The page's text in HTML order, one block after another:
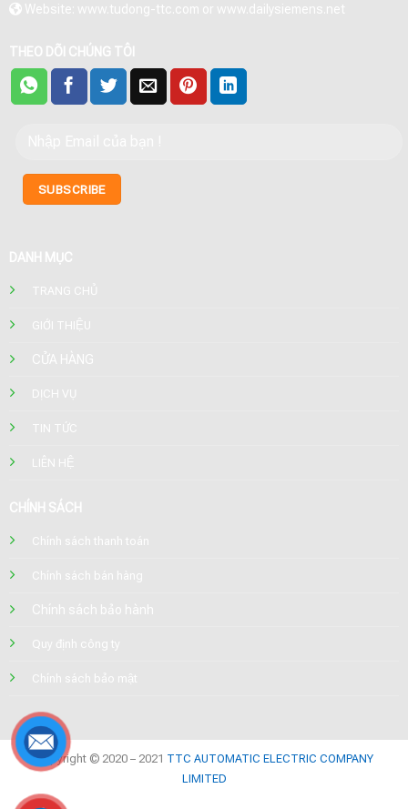
Website: www.tudong-ttc.com or www.dailysiemens.net
THEO DÕI CHÚNG TÔI
DANH MỤC
TRANG CHỦ
GIỚI THIỆU
CỬA HÀNG
DỊCH VỤ
TIN TỨC
LIÊN HỆ
CHÍNH SÁCH
Chính sách thanh toán
Chính sách bán hàng
Chính sách bảo hành
Quy định công ty
Chính sách bảo mật
Copyright © 2020 – 2021 TTC AUTOMATIC ELECTRIC COMPANY
LIMITED